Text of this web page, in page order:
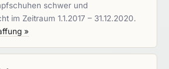
schwer und
im Zeitraum 1.1.2017 – 31.12.2020.
»